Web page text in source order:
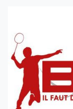
Content